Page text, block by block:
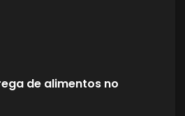
de alimentos no